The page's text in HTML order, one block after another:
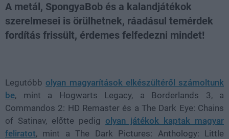
A metál, SpongyaBob és a kalandjátékok
szerelmesei is örülhetnek, ráadásul temérdek
fordítás frissült, érdemes felfedezni mindet!
Legutóbb olyan magyarítások elkészültéről számoltunk
be, mint a Hogwarts Legacy, a Borderlands 3, a
Commandos 2: HD Remaster és a The Dark Eye: Chains
of Satinav, előtte pedig olyan játékok kaptak magyar
feliratot, mint a The Dark Pictures: Anthology: Little